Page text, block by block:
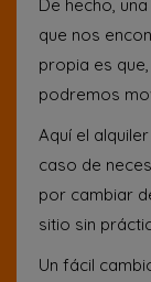
De hecho,
que nos
propia es
podremos
Aquí el
caso de
por cambiar
sitio sin
Un fácil